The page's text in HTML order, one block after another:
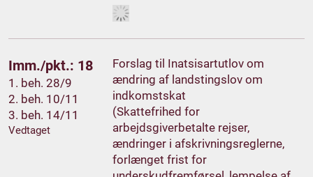
Imm./pkt.: 18
1. beh. 28/9
2. beh. 10/11
3. beh. 14/11
Vedtaget
Forslag til Inatsisartutlov om
ændring af landstingslov om
indkomstskat
(Skattefrihed for
arbejdsgiverbetalte rejser,
ændringer i afskrivningsreglerne,
forlænget frist for